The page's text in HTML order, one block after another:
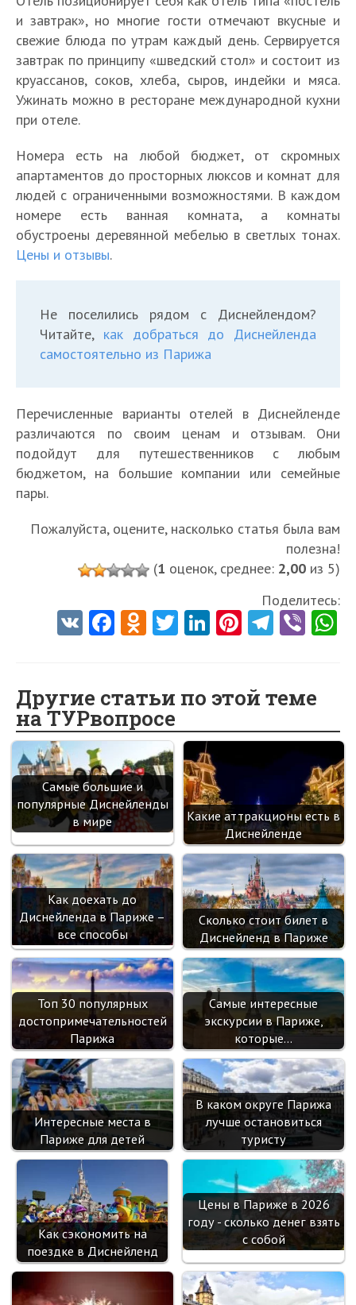
и завтрак», но многие гости отмечают вкусные и
свежие блюда по утрам каждый день. Сервируется
завтрак по принципу «шведский стол» и состоит из
круассанов, соков, хлеба, сыров, индейки и мяса.
Ужинать можно в ресторане международной кухни
при отеле.
Номера есть на любой бюджет, от скромных
апартаментов до просторных люксов и комнат для
людей с ограниченными возможностями. В каждом
номере есть ванная комната, а комнаты
обустроены деревянной мебелью в светлых тонах.
Цены и отзывы.
Не поселились рядом с Диснейлендом?
Читайте, как добраться до Диснейленда
самостоятельно из Парижа
Перечисленные варианты отелей в Диснейленде
различаются по своим ценам и отзывам. Они
подойдут для путешественников с любым
бюджетом, на большие компании или семейные
пары.
Пожалуйста, оцените, насколько статья была вам
полезна!
(1 оценок, среднее: 2,00 из 5)
Поделитесь:
V Fa
o
o
k
O
o
kl
as
sn
ik
i
T
er
Li
dI
n
Pi
es
t
Te
a
m
Vi
Другие статьи по этой теме
на ТУРвопросе
Самые большие и
популярные Диснейленды
в мире
Какие аттракционы есть в
Диснейленде
Как доехать до
Диснейленда в Париже –
все способы
Сколько стоит билет в
Диснейленд в Париже
Топ 30 популярных
достопримечательностей
Парижа
Самые интересные
экскурсии в Париже,
которые…
Интересные места в
Париже для детей
В каком округе Парижа
лучше остановиться
туристу
Как сэкономить на
поездке в Диснейленд
Цены в Париже в 2026
году - сколько денег взять
с собой